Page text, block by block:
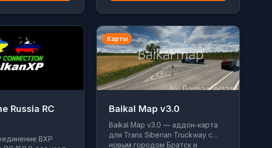
Russia RC
BXP
Карты
Baikal Map v3.0
Baikal Map v3.0 — аддон-карта
для Trans Siberian Truckway с
новым городом Братск и